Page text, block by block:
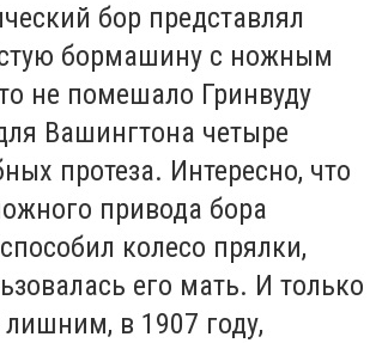
бор представлял
бормашину с ножным
не помешало Гринвуду
Вашингтона четыре
протеза. Интересно, что
привода бора
колесо прялки,
его мать. И только
лишним, в 1907 году,